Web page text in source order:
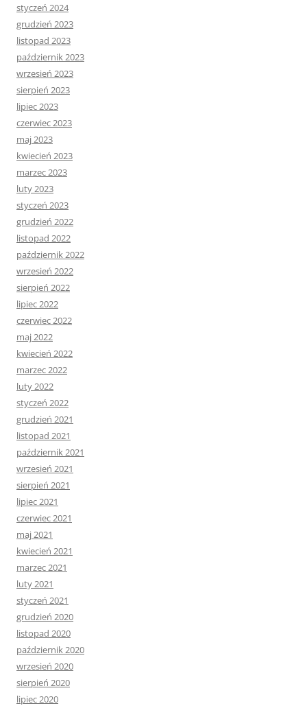
styczeń 2024
grudzień 2023
listopad 2023
październik 2023
wrzesień 2023
sierpień 2023
lipiec 2023
czerwiec 2023
maj 2023
kwiecień 2023
marzec 2023
luty 2023
styczeń 2023
grudzień 2022
listopad 2022
październik 2022
wrzesień 2022
sierpień 2022
lipiec 2022
czerwiec 2022
maj 2022
kwiecień 2022
marzec 2022
luty 2022
styczeń 2022
grudzień 2021
listopad 2021
październik 2021
wrzesień 2021
sierpień 2021
lipiec 2021
czerwiec 2021
maj 2021
kwiecień 2021
marzec 2021
luty 2021
styczeń 2021
grudzień 2020
listopad 2020
październik 2020
wrzesień 2020
sierpień 2020
lipiec 2020